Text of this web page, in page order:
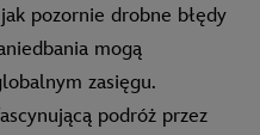
pozornie drobne błędy
mogą
zasięgu.
podróż przez